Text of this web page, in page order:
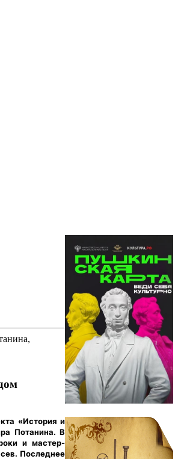
«История и
Потанина. В
и мастер-
Последнее